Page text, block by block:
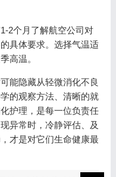
2个月了解航空公司对
具体要求。选择气温适
高温。
能隐藏从轻微消化不良
的观察方法、清晰的就
护理，是每一位负责任
异常时，冷静评估、及
才是对它们生命健康最